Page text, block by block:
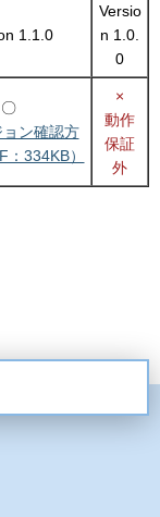
1.1.0
Versio
n 1.0.
0
〇
ン確認方
334KB）
×
動作
保証
外